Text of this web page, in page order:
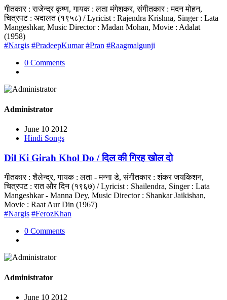
गीतकार : राजेन्द्र कृष्ण, गायक : लता मंगेशकर, संगीतकार : मदन मोहन,
चित्रपट : अदालत (१९५८) / Lyricist : Rajendra Krishna, Singer : Lata
Mangeshkar, Music Director : Madan Mohan, Movie : Adalat
(1958)
#Nargis #PradeepKumar #Pran #Raagmalgunji
0 Comments
Administrator
June 10 2012
Hindi Songs
Dil Ki Girah Khol Do / दिल की गिरह खोल दो
गीतकार : शैलेन्द्र, गायक : लता - मन्ना डे, संगीतकार : शंकर जयकिशन,
चित्रपट : रात और दिन (१९६७) / Lyricist : Shailendra, Singer : Lata
Mangeshkar - Manna Dey, Music Director : Shankar Jaikishan,
Movie : Raat Aur Din (1967)
#Nargis #FerozKhan
0 Comments
Administrator
June 10 2012